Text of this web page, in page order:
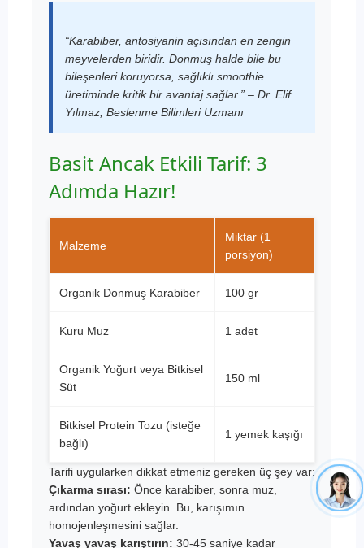
“Karabiber, antosiyanin açısından en zengin
meyvelerden biridir. Donmuş halde bile bu
bileşenleri koruyorsa, sağlıklı smoothie
üretiminde kritik bir avantaj sağlar.” – Dr. Elif
Yılmaz, Beslenme Bilimleri Uzmanı
Basit Ancak Etkili Tarif: 3
Adımda Hazır!
Malzeme
Miktar (1
porsiyon)
Organik Donmuş Karabiber 100 gr
Kuru Muz 1 adet
Organik Yoğurt veya Bitkisel
Süt
150 ml
Bitkisel Protein Tozu (isteğe
bağlı)
1 yemek kaşığı
Tarifi uygularken dikkat etmeniz gereken üç şey var:
Çıkarma sırası: Önce karabiber, sonra muz,
ardından yoğurt ekleyin. Bu, karışımın
homojenleşmesini sağlar.
Yavaş yavaş karıştırın: 30-45 saniye kadar